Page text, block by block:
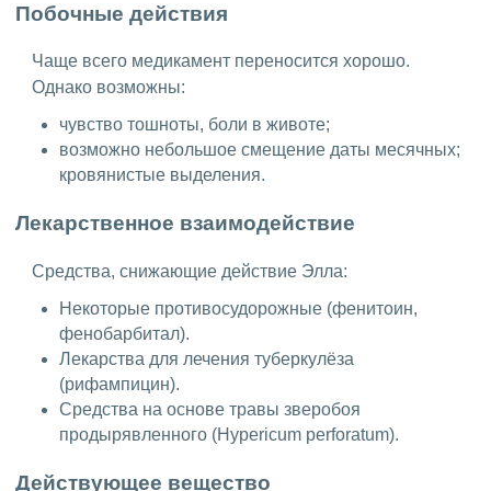
Побочные действия
Чаще всего медикамент переносится хорошо.
Однако возможны:
чувство тошноты, боли в животе;
возможно небольшое смещение даты месячных;
кровянистые выделения.
Лекарственное взаимодействие
Средства, снижающие действие Элла:
Некоторые противосудорожные (фенитоин,
фенобарбитал).
Лекарства для лечения туберкулёза
(рифампицин).
Средства на основе травы зверобоя
продырявленного (Hypericum perforatum).
Действующее вещество